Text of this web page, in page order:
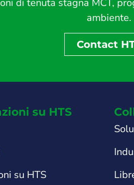
di tenuta stagna MCT,
ambiente.
Contact
su HTS
su HTS